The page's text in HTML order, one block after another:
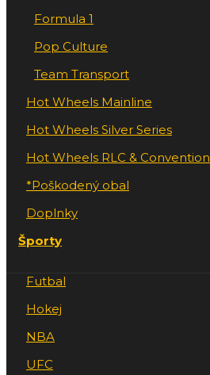
Formula 1
Pop Culture
Team Transport
Hot Wheels Mainline
Hot Wheels Silver Series
Hot Wheels RLC & Convention
*Poškodený obal
Doplnky
Športy
Futbal
Hokej
NBA
UFC